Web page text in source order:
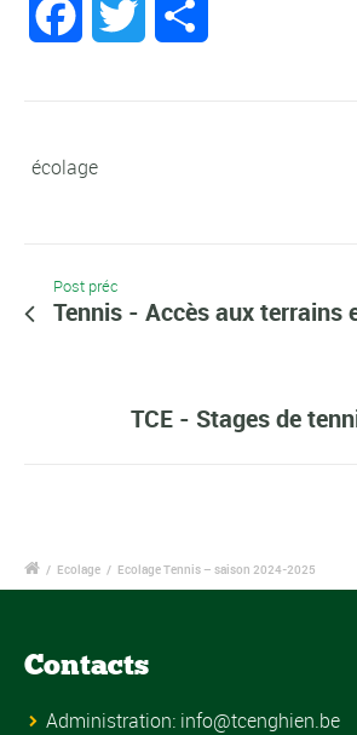
FacebookTwitter
écolage
Post préc
Tennis - Accès aux terrains
TCE - Stages de
/ Ecolage / Ecolage Tennis – saison 2024-2025
Contacts
Administration: info@tcenghien.be